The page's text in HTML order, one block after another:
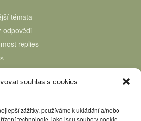
souhlas s cookies
zážitky, používáme k ukládání a/nebo
technologie, jako jsou soubory cookie.
témata
odpovědi
replies